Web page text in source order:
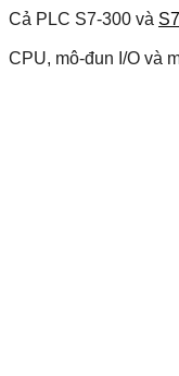
Cả PLC S7-300 và
CPU, mô-đun I/O và